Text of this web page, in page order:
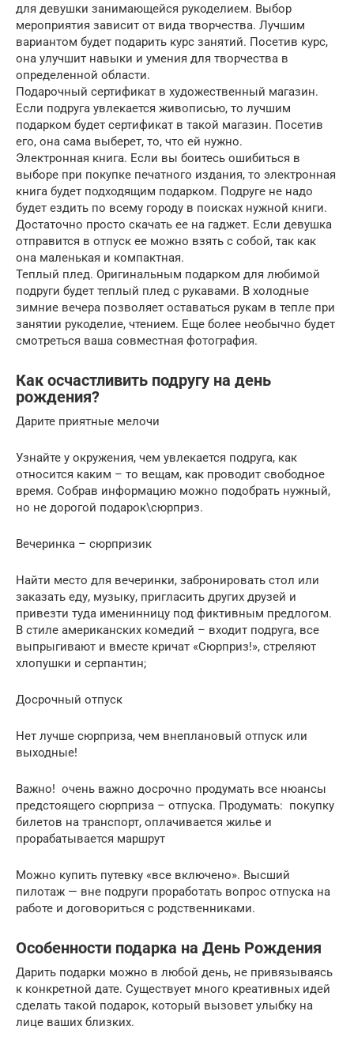
для девушки занимающейся рукоделием. Выбор
мероприятия зависит от вида творчества. Лучшим
вариантом будет подарить курс занятий. Посетив курс,
она улучшит навыки и умения для творчества в
определенной области.
Подарочный сертификат в художественный магазин.
Если подруга увлекается живописью, то лучшим
подарком будет сертификат в такой магазин. Посетив
его, она сама выберет, то, что ей нужно.
Электронная книга. Если вы боитесь ошибиться в
выборе при покупке печатного издания, то электронная
книга будет подходящим подарком. Подруге не надо
будет ездить по всему городу в поисках нужной книги.
Достаточно просто скачать ее на гаджет. Если девушка
отправится в отпуск ее можно взять с собой, так как
она маленькая и компактная.
Теплый плед. Оригинальным подарком для любимой
подруги будет теплый плед с рукавами. В холодные
зимние вечера позволяет оставаться рукам в тепле при
занятии рукоделие, чтением. Еще более необычно будет
смотреться ваша совместная фотография.
Как осчастливить подругу на день
рождения?
Дарите приятные мелочи
Узнайте у окружения, чем увлекается подруга, как
относится каким – то вещам, как проводит свободное
время. Собрав информацию можно подобрать нужный,
но не дорогой подарок\сюрприз.
Вечеринка – сюрпризик
Найти место для вечеринки, забронировать стол или
заказать еду, музыку, пригласить других друзей и
привезти туда именинницу под фиктивным предлогом.
В стиле американских комедий – входит подруга, все
выпрыгивают и вместе кричат «Сюрприз!», стреляют
хлопушки и серпантин;
Досрочный отпуск
Нет лучше сюрприза, чем внеплановый отпуск или
выходные!
Важно! очень важно досрочно продумать все нюансы
предстоящего сюрприза – отпуска. Продумать: покупку
билетов на транспорт, оплачивается жилье и
прорабатывается маршрут
Можно купить путевку «все включено». Высший
пилотаж — вне подруги проработать вопрос отпуска на
работе и договориться с родственниками.
Особенности подарка на День Рождения
Дарить подарки можно в любой день, не привязываясь
к конкретной дате. Существует много креативных идей
сделать такой подарок, который вызовет улыбку на
лице ваших близких.